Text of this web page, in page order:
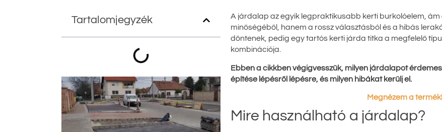
Tartalomjegyzék
A járdalap az egyik legpraktikusabb kerti burkolóelem,
minőségéből, hanem a rossz választásból és a hibás
döntenek, pedig egy tartós kerti járda titka a megfelelő
kombinációja.
Ebben a cikkben végigvesszük, milyen járdalapot
építése lépésről lépésre, és milyen hibákat kerülj el.
Megnézem a
Mire használható a járdalap?